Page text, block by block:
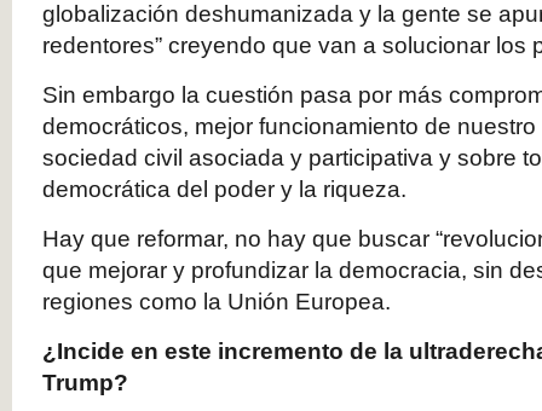
globalización deshumanizada y la gente se
redentores” creyendo que van a solucionar los
Sin embargo la cuestión pasa por más
democráticos, mejor funcionamiento de
sociedad civil asociada y participativa y sobre
democrática del poder y la riqueza.
Hay que reformar, no hay que buscar
que mejorar y profundizar la democracia, sin
regiones como la Unión Europea.
¿Incide en este incremento de la
Trump?